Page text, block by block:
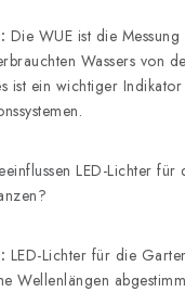
Die WUE ist die
Wassers von
ist ein wichtiger
LED-Lichter
LED-Lichter für die
Wellenlängen